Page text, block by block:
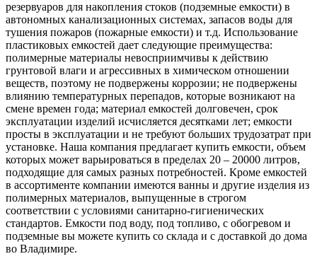
резервуаров для накопления стоков (подземные емкости) в
автономных канализационных системах, запасов воды для
тушения пожаров (пожарные емкости) и т.д. Использование
пластиковых емкостей дает следующие преимущества:
полимерные материалы невосприимчивы к действию
грунтовой влаги и агрессивных в химическом отношении
веществ, поэтому не подвержены коррозии; не подвержены
влиянию температурных перепадов, которые возникают на
смене времен года; материал емкостей долговечен, срок
эксплуатации изделий исчисляется десятками лет; емкости
просты в эксплуатации и не требуют больших трудозатрат при
установке. Наша компания предлагает купить емкости, объем
которых может варьироваться в пределах 20 – 20000 литров,
подходящие для самых разных потребностей. Кроме емкостей
в ассортименте компании имеются ванны и другие изделия из
полимерных материалов, выпущенные в строгом
соответствии с условиями санитарно-гигиенических
стандартов. Емкости под воду, под топливо, с обогревом и
подземные вы можете купить со склада и с доставкой до дома
во Владимире.